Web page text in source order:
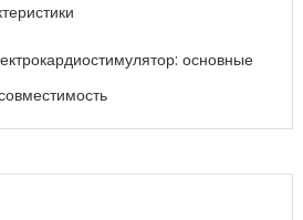
основные